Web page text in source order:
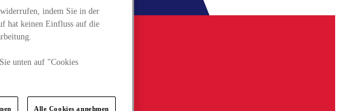
indem Sie in der
hat keinen Einfluss auf die
unten auf "Cookies
Alle Cookies annehmen